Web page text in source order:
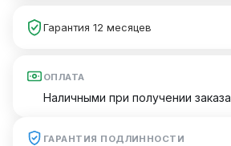
Гарантия 12 месяцев
ОПЛАТА
Наличными при получении заказа
ГАРАНТИЯ ПОДЛИННОСТИ